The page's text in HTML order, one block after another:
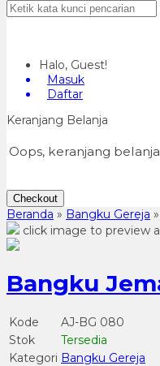
Halo, Guest!
Masuk
Daftar
Keranjang Belanja
Oops, keranjang
Checkout
Beranda » Bangku Gereja »
click image to preview
Bangku
Kode
AJ-BG 080
Stok
Tersedia
Kategori Bangku Gereja